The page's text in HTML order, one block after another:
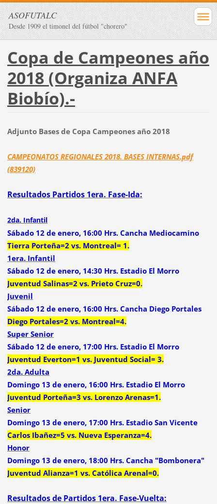
ASOFUTALC
Desde 1909 el timonel del fútbol "chorero"
Copa de Campeones año
2018 (Organiza ANFA
Biobío).-
Adjunto Bases de Copa Campeones año 2018
CAMPEONATOS REGIONALES 2018. BASES INTERNAS.pdf
(839120)
Resultados Partidos 1era. Fase-Ida:
2da. Infantil
Sábado 12 de enero, 16:00 Hrs. Cancha Mediocamino
Tierra Porteña=2 vs. Montreal= 1.
1era. Infantil
Sábado 12 de enero, 14:30 Hrs. Estadio El Morro
Juventud Salinas=2 vs. Prieto Cruz=0.
Juvenil
Sábado 12 de enero, 16:00 Hrs. Cancha Diego Portales
Diego Portales=2 vs. Montreal=4.
Super Senior
Sábado 12 de enero, 17:00 Hrs. Estadio El Morro
Juventud Everton=1 vs. Juventud Social= 3.
2da. Adulta
Domingo 13 de enero, 16:00 Hrs. Estadio El Morro
Juventud Porteña=3 vs. Lorenzo Arenas=1.
Senior
Domingo 13 de enero, 17:00 Hrs. Estadio San Vicente
Carlos Ibañez=5 vs. Nueva Esperanza=4.
Honor
Domingo 13 de enero, 18:00 Hrs. Cancha "Bombonera"
Juventud Alianza=1 vs. Católica Arenal=0.
Resultados de Partidos 1era. Fase-Vuelta: